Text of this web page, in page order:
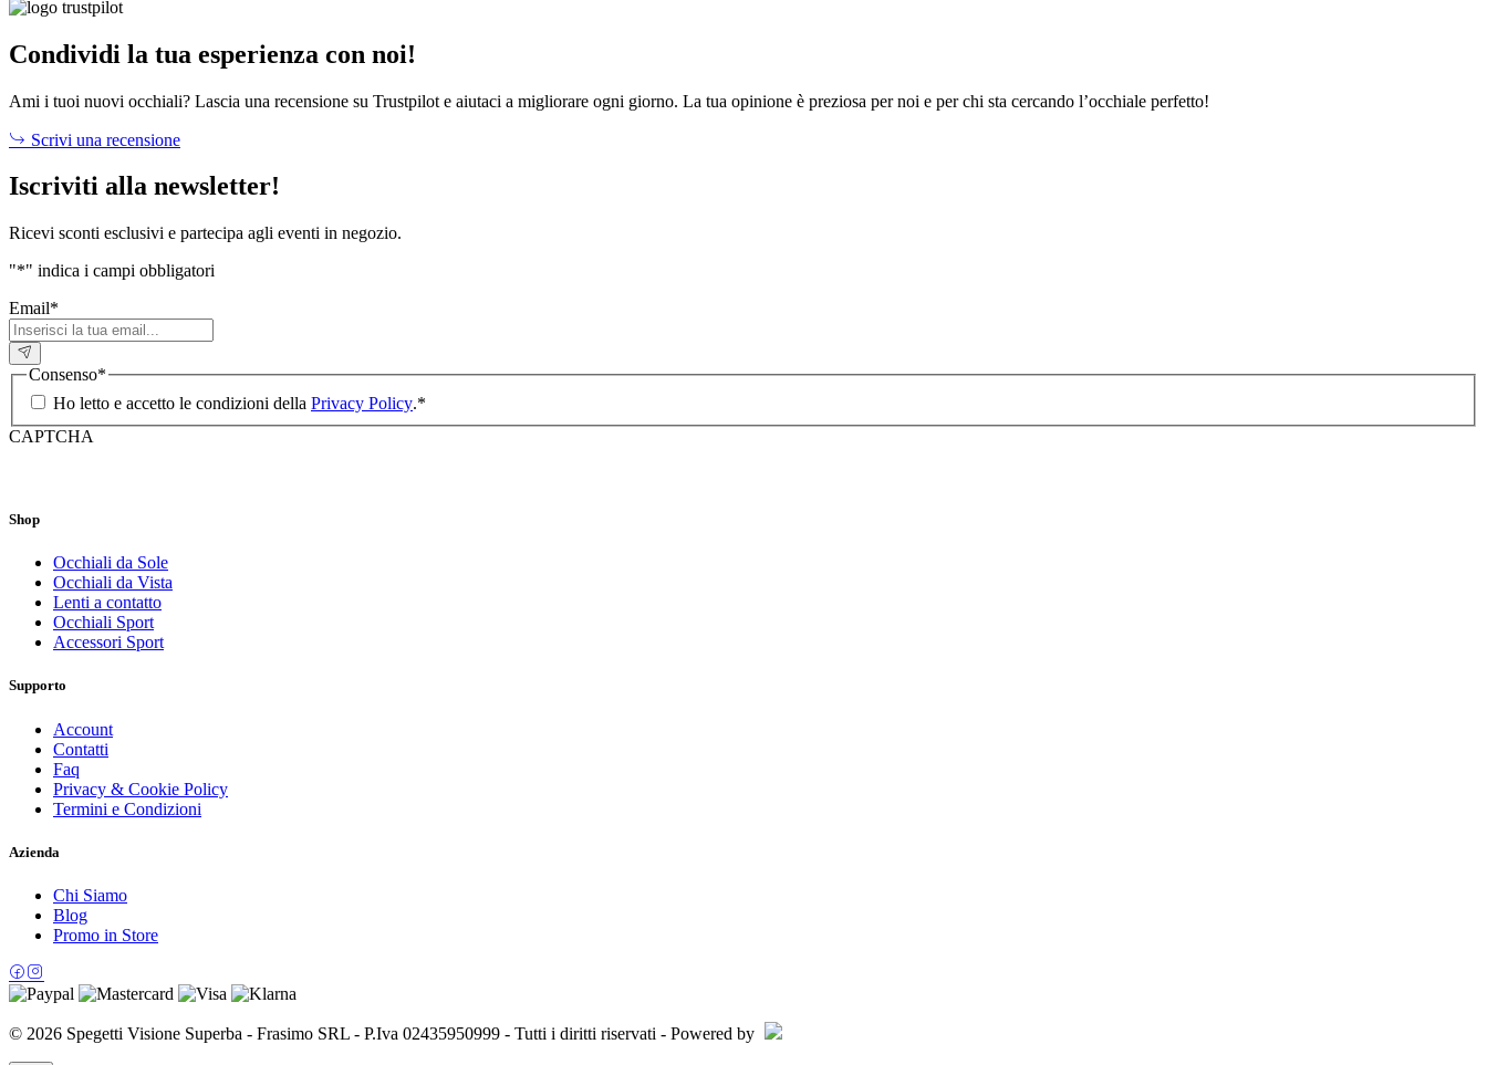
Condividi la tua esperienza con noi!
Ami i tuoi nuovi occhiali? Lascia una recensione su Trustpilot e aiutaci a migliorare ogni giorno. La tua opinione è preziosa per noi e per chi sta cercando l’occhiale perfetto!
Scrivi una recensione
Iscriviti alla newsletter!
Ricevi sconti esclusivi e partecipa agli eventi in negozio.
"*" indica i campi obbligatori
Email*
Consenso*
Ho letto e accetto le condizioni della Privacy Policy.*
CAPTCHA
Shop
Occhiali da Sole
Occhiali da Vista
Lenti a contatto
Occhiali Sport
Accessori Sport
Supporto
Account
Contatti
Faq
Privacy & Cookie Policy
Termini e Condizioni
Azienda
Chi Siamo
Blog
Promo in Store
© 2026 Spegetti Visione Superba - Frasimo SRL - P.Iva 02435950999 - Tutti i diritti riservati - Powered by